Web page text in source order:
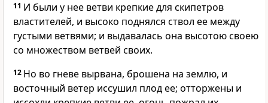
11 И были у нее ветви крепкие для скипетров
властителей, и высоко поднялся ствол ее между
густыми ветвями; и выдавалась она высотою своею
со множеством ветвей своих.
12 Но во гневе вырвана, брошена на землю, и
восточный ветер иссушил плод ее; отторжены и